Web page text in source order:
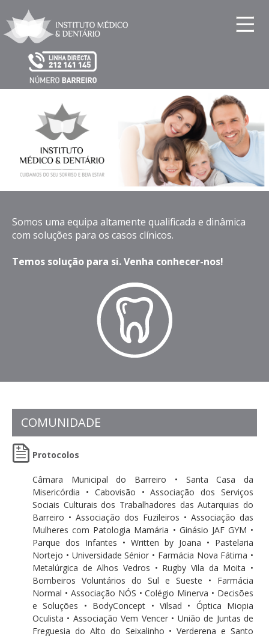
Somos uma equipa altamente qualificada e dinâmica
com soluções para os casos clínicos.
Temos solução para si. Venha conhecer-nos!
COMUNIDADE
Protocolos
Câmara Municipal do Barreiro • Santa Casa da
Misericórdia • Cabovisão • Associação dos Serviços
Sociais Culturais dos Trabalhadores das Autarquias do
Barreiro • Associação dos Fuzileiros • Associação das
Mulheres com Patologia Mamária • Ginásio JAF GYM •
Parque dos Infantes • Written by Joana • Pastelaria
Nortejo • Universidade Sénior • Farmácia Nova Fátima •
Metalúrgica de Alhos Vedros • Rugby Vila da Moita •
Bombeiros Voluntários do Sul e Sueste • Farmácia
Normal • Associação NÓS • Colégio Minerva • Decisões
e Soluções • BodyConcept • Vilsad • Óptica Miopia
Oculista • Associação Vem Vencer • União de Juntas de
Freguesia do Alto do Seixalinho • Verderena e Santo